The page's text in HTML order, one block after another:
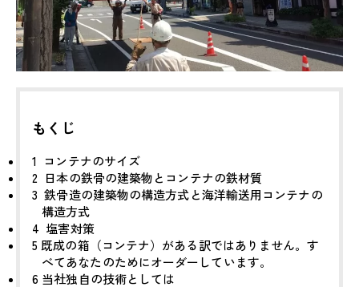
もくじ
1
コンテナのサイズ
2 日本の鉄骨の建築物とコンテナの鉄材質
3 鉄骨造の建築物の構造方式と海洋輸送用コンテナの
構造方式
4 塩害対策
5 既成の箱（コンテナ）がある訳ではありません。す
べてあなたのためにオーダーしています。
6 当社独自の技術としては